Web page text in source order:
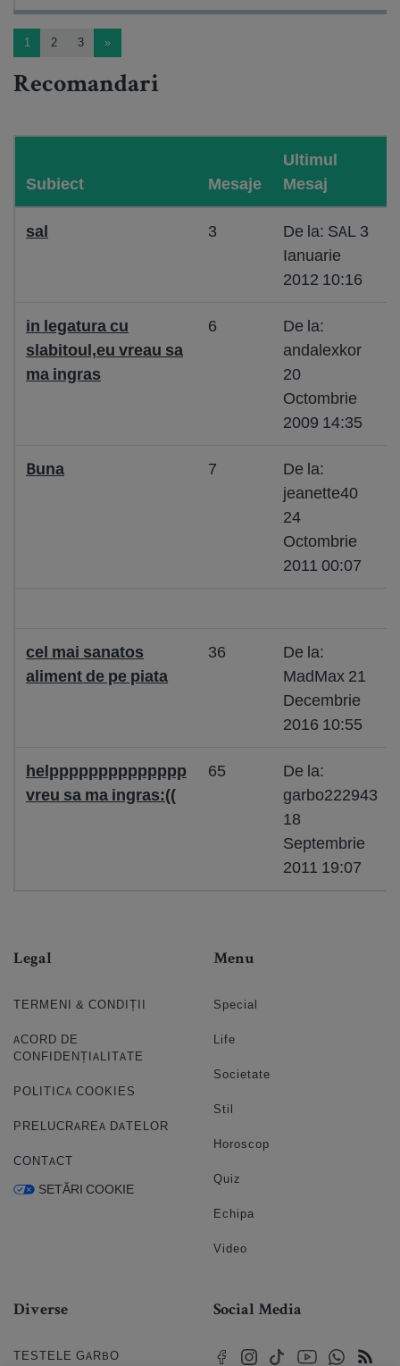
1 2 3 »
Recomandari
Subiect Mesaje
Ultimul
Mesaj
sal 3
De la: SAL 3
Ianuarie
2012 10:16
in legatura cu
slabitoul,eu vreau sa
ma ingras
6
De la:
andalexkor
20
Octombrie
2009 14:35
Buna 7
De la:
jeanette40
24
Octombrie
2011 00:07
cel mai sanatos
aliment de pe piata
36
De la:
MadMax 21
Decembrie
2016 10:55
helpppppppppppppp
vreu sa ma ingras:((
65
De la:
garbo222943
18
Septembrie
2011 19:07
Legal
TERMENI & CONDIȚII
ACORD DE
CONFIDENȚIALITATE
POLITICA COOKIES
PRELUCRAREA DATELOR
CONTACT
SETĂRI COOKIE
Menu
Special
Life
Societate
Stil
Horoscop
Quiz
Echipa
Video
Diverse
TESTELE GARBO
Social Media